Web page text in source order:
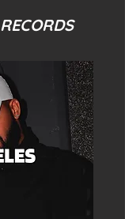
RECORDS